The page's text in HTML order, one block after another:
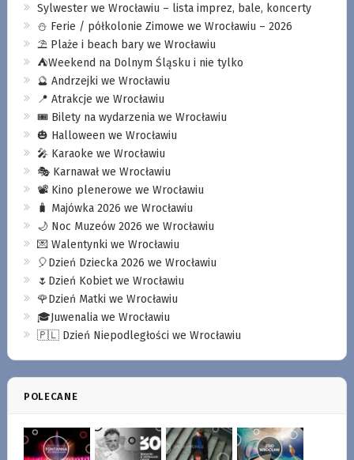
Sylwester we Wrocławiu – lista imprez, bale, koncerty
⛄️ Ferie / półkolonie Zimowe we Wrocławiu – 2026
⛱️ Plaże i beach bary we Wrocławiu
⛺️Weekend na Dolnym Śląsku i nie tylko
🔮 Andrzejki we Wrocławiu
📍 Atrakcje we Wrocławiu
🎟️ Bilety na wydarzenia we Wrocławiu
🎃 Halloween we Wrocławiu
🎤 Karaoke we Wrocławiu
🎭 Karnawał we Wrocławiu
📽️ Kino plenerowe we Wrocławiu
🧳 Majówka 2026 we Wrocławiu
🌙 Noc Muzeów 2026 we Wrocławiu
💌 Walentynki we Wrocławiu
🎈Dzień Dziecka 2026 we Wrocławiu
🌷Dzień Kobiet we Wrocławiu
🌹Dzień Matki we Wrocławiu
🎓Juwenalia we Wrocławiu
🇵🇱 Dzień Niepodległości we Wrocławiu
POLECANE